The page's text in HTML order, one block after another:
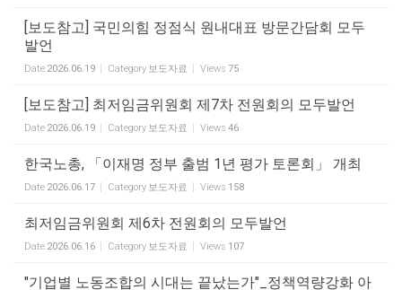
[보도참고] 국민의힘 정점식 원내대표 방문간담회 모두
발언
Date 2026.06.19 Category 보도자료 Views 75
[보도참고] 최저임금위원회 제7차 전원회의 모두발언
Date 2026.06.19 Category 보도자료 Views 46
한국노총, 「이재명 정부 출범 1년 평가 토론회」 개최
Date 2026.06.17 Category 보도자료 Views 158
최저임금위원회 제6차 전원회의 모두발언
Date 2026.06.16 Category 보도자료 Views 107
"기업별 노동조합의 시대는 끝났는가"_정책역량강화 아